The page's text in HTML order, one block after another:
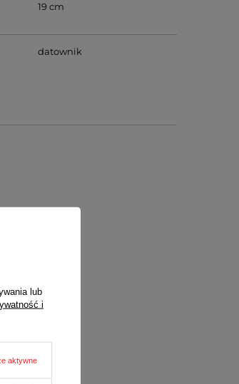
19 cm
datownik
lub
i
aktywne